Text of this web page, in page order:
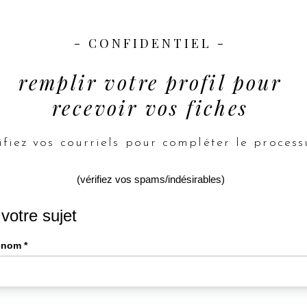
- CONFIDENTIEL -
remplir votre profil pour
recevoir vos fiches
vos courriels pour compléter le